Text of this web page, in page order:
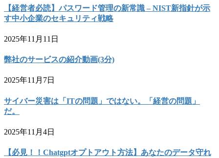
【経営者必読】パスワード管理の新常識 – NIST新指針が示
す中小企業のセキュリティ戦略
2025年11月11日
弊社のサービスの紹介動画(3分)
2025年11月7日
サイバー災害は「ITの問題」ではない。「経営の問題」
だ。
2025年11月4日
【必見！！Chatgptオプトアウト方法】あなたのデータ守れ